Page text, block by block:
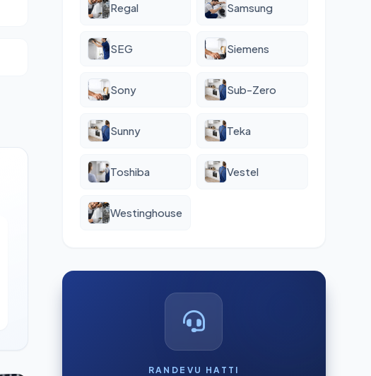
Regal Samsung
SEG Siemens
Sony Sub-Zero
Sunny Teka
Toshiba Vestel
Westinghouse
RANDEVU HATTI